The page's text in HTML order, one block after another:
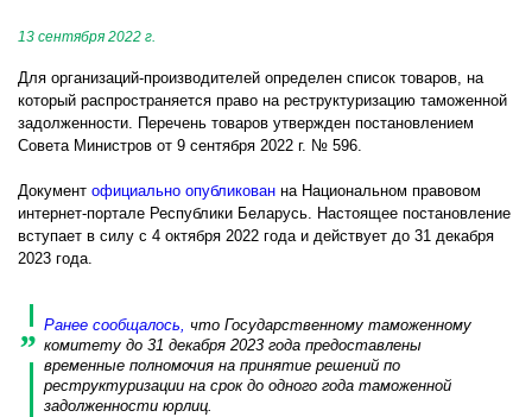
13 сентября 2022 г.
Для организаций-производителей определен список товаров, на
который распространяется право на реструктуризацию таможенной
задолженности. Перечень товаров утвержден постановлением
Совета Министров от 9 сентября 2022 г. № 596.
Документ официально опубликован на Национальном правовом
интернет-портале Республики Беларусь. Настоящее постановление
вступает в силу с 4 октября 2022 года и действует до 31 декабря
2023 года.
Ранее сообщалось, что Государственному таможенному
комитету до 31 декабря 2023 года предоставлены
временные полномочия на принятие решений по
реструктуризации на срок до одного года таможенной
задолженности юрлиц.